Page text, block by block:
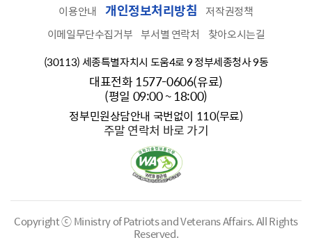
이용안내 개인정보처리방침
저작권정책
이메일무단수집거부 부서별 연락처
찾아오시는길
(30113) 세종특별자치시 도움4로 9 정부세종청사 9동
대표전화 1577-0606(유료)
(평일 09:00 ~ 18:00)
정부민원상담안내 국번없이 110(무료)
주말 연락처 바로 가기
Copyright ⓒ Ministry of Patriots and Veterans Affairs.All Rights
Reserved.